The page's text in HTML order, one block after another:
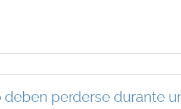
deben perderse durante